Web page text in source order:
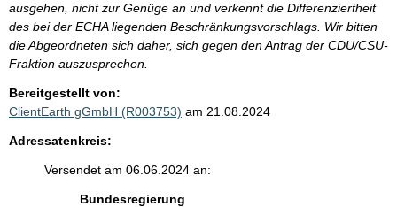
ausgehen, nicht zur Genüge an und verkennt die Differenziertheit
des bei der ECHA liegenden Beschränkungsvorschlags. Wir bitten
die Abgeordneten sich daher, sich gegen den Antrag der CDU/CSU-
Fraktion auszusprechen.
Bereitgestellt von:
ClientEarth gGmbH (R003753) am 21.08.2024
Adressatenkreis:
Versendet am 06.06.2024 an:
Bundesregierung